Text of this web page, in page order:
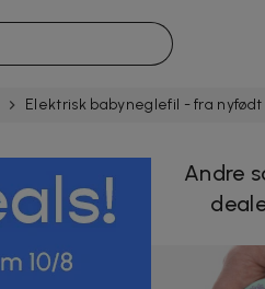
Elektrisk babyneglefil - fra
Andre